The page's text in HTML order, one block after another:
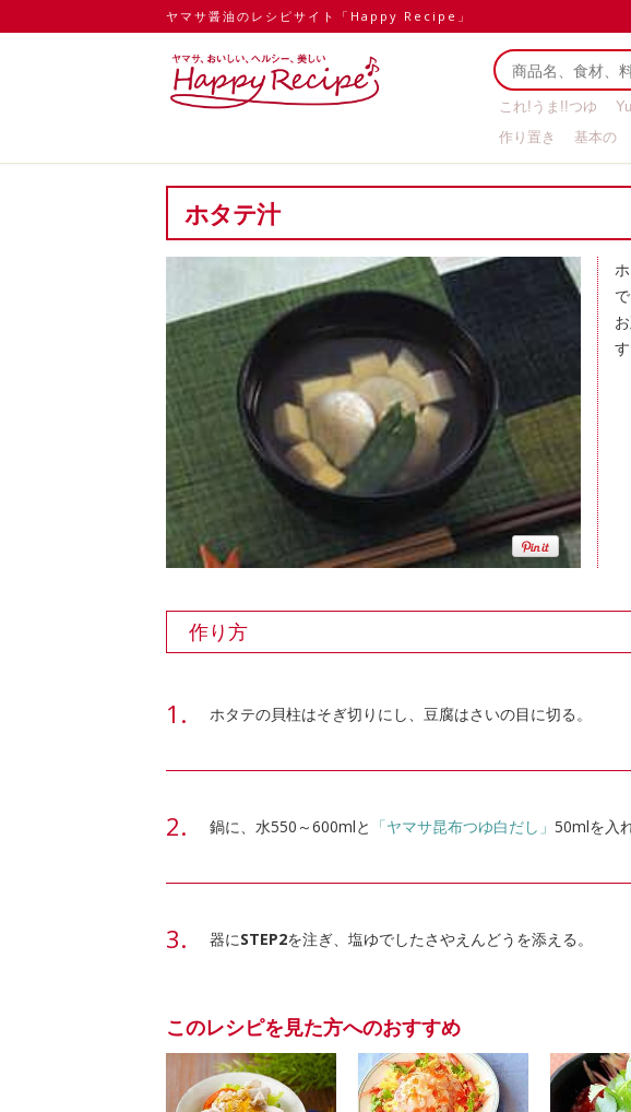
ヤマサ醤油のレシピサイト「Happy Recipe」
これ!うま!!つゆ
作り置き
基本の
ホタテ汁
す
作り方
ホタテの貝柱はそぎ切りにし、豆腐はさいの目に切る。
鍋に、水550～600mlと 「ヤマサ昆布つゆ白だし」 50mlを入
器にSTEP2を注ぎ、塩ゆでしたさやえんどうを添える。
このレシピを見た方へのおすすめ